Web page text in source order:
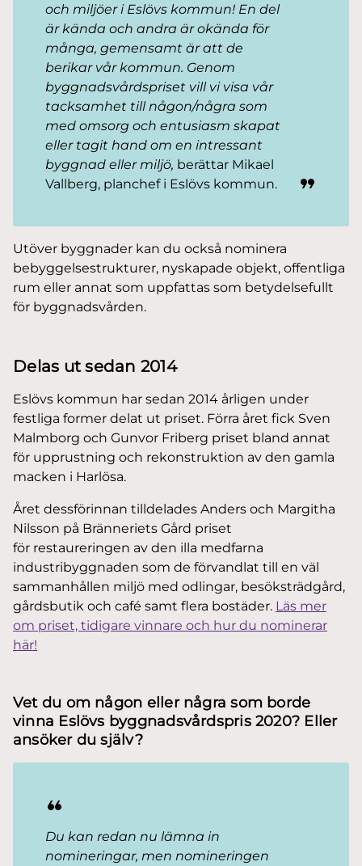
och miljöer i Eslövs kommun! En del
är kända och andra är okända för
många, gemensamt är att de
berikar vår kommun. Genom
byggnadsvårdspriset vill vi visa vår
tacksamhet till någon/några som
med omsorg och entusiasm skapat
eller tagit hand om en intressant
byggnad eller miljö, berättar Mikael
Vallberg, planchef i Eslövs kommun.
Utöver byggnader kan du också nominera
bebyggelsestrukturer, nyskapade objekt, offentliga
rum eller annat som uppfattas som betydelsefullt
för byggnadsvården.
Delas ut sedan 2014
Eslövs kommun har sedan 2014 årligen under
festliga former delat ut priset. Förra året fick Sven
Malmborg och Gunvor Friberg priset bland annat
för upprustning och rekonstruktion av den gamla
macken i Harlösa.
Året dessförinnan tilldelades Anders och Margitha
Nilsson på Bränneriets Gård priset
för restaureringen av den illa medfarna
industribyggnaden som de förvandlat till en väl
sammanhållen miljö med odlingar, besöksträdgård,
gårdsbutik och café samt flera bostäder. Läs mer
om priset, tidigare vinnare och hur du nominerar
här!
Vet du om någon eller några som borde
vinna Eslövs byggnadsvårdspris 2020? Eller
ansöker du själv?
Du kan redan nu lämna in
nomineringar, men nomineringen